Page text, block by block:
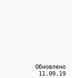
Обновлено
11.09.19